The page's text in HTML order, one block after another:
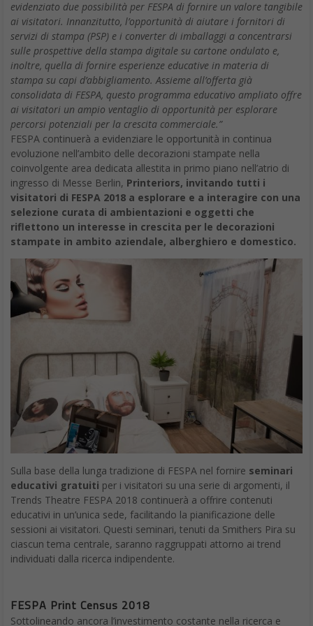
evidenziato due possibilità per FESPA di fornire un valore tangibile
ai visitatori. Innanzitutto, l’opportunità di aiutare i fornitori di
servizi di stampa (PSP) e i converter di imballaggi a concentrarsi
sulle prospettive della stampa digitale su cartone ondulato e,
inoltre, quella di fornire esperienze educative in materia di
stampa su capi d’abbigliamento. Assieme all’offerta già
consolidata di FESPA, questo programma educativo ampliato offre
ai visitatori un ampio ventaglio di opportunità per esplorare
percorsi potenziali per la crescita commerciale.”
FESPA continuerà a evidenziare le opportunità in continua
evoluzione nell’ambito delle decorazioni stampate nella
coinvolgente area dedicata allestita in primo piano nell’atrio di
ingresso di Messe Berlin, Printeriors, invitando tutti i
visitatori di FESPA 2018 a esplorare e a interagire con una
selezione curata di ambientazioni e oggetti che
riflettono un interesse in crescita per le decorazioni
stampate in ambito aziendale, alberghiero e domestico.
Sulla base della lunga tradizione di FESPA nel fornire seminari
educativi gratuiti per i visitatori su una serie di argomenti, il
Trends Theatre FESPA 2018 continuerà a offrire contenuti
educativi in un’unica sede, facilitando la pianificazione delle
sessioni ai visitatori. Questi seminari, tenuti da Smithers Pira su
ciascun tema centrale, saranno raggruppati attorno ai trend
individuati dalla ricerca indipendente.
FESPA Print Census 2018
Sottolineando ancora l’investimento costante nella ricerca e